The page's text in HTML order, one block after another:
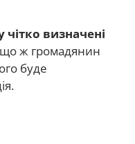
чітко визначені
ж громадянин
буде